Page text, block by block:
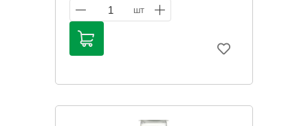
отличное настроение.
Информация на сайте о товарах носит
справочный характер и не является
публичной офертой. Цена может
отличаться.
1 шт